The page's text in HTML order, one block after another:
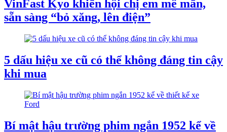
VinFast Kyo khiến hội chị em mê mẩn,
sẵn sàng “bỏ xăng, lên điện”
5 dấu hiệu xe cũ có thể không đáng tin cậy
khi mua
Bí mật hậu trường phim ngắn 1952 kể về